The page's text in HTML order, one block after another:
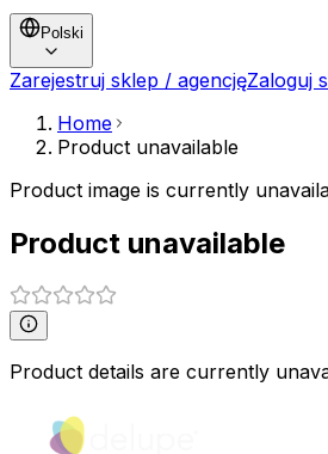
Polski
Zarejestruj sklep / agencjęZaloguj
Home
Product unavailable
Product image is currently
Product unavailable
Product details are currently